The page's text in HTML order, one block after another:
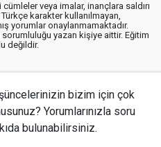
veya imalar, inançlara saldırı
karakter kullanılmayan,
yorumlar onaylanmamaktadır.
yazan kişiye aittir. Eğitim
değildir.
bizim için çok
Yorumlarınızla soru
bulunabilirsiniz.